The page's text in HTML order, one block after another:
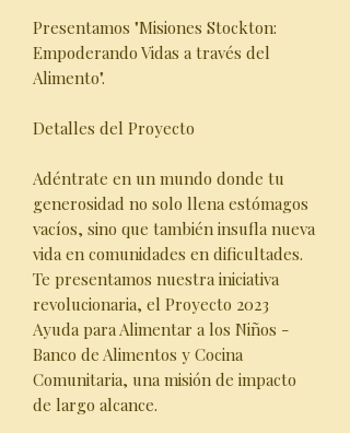
Presentamos "Misiones Stockton:
Empoderando Vidas a través del
Alimento".
Detalles del Proyecto
Adéntrate en un mundo donde tu
generosidad no solo llena estómagos
vacíos, sino que también insufla nueva
vida en comunidades en dificultades.
Te presentamos nuestra iniciativa
revolucionaria, el Proyecto 2023
Ayuda para Alimentar a los Niños -
Banco de Alimentos y Cocina
Comunitaria, una misión de impacto
de largo alcance.